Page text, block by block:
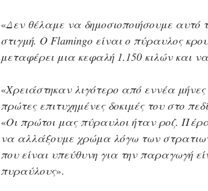
«Δεν θέλαμε να δημοσιοποιήσουμε αυτό
στιγμή. Ο Flamingo είναι ο πύραυλος
μεταφέρει μια κεφαλή 1.150 κιλών και
«Χρειάστηκαν λιγότερο από εννέα
πρώτες επιτυχημένες δοκιμές του στο
«Οι πρώτοι μας πύραυλοι ήταν ροζ.
να αλλάξουμε χρώμα λόγω των
που είναι υπεύθυνη για την παραγωγή
πυραύλους».